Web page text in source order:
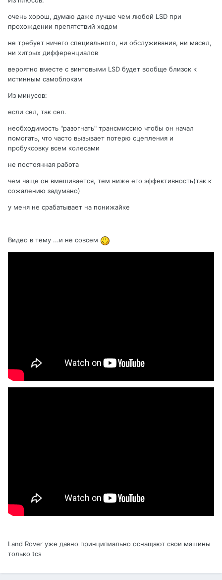
очень хорош, думаю даже лучше чем любой LSD при
прохождении препятствий ходом
не требует ничего специального, ни обслуживания, ни масел,
ни хитрых дифференциалов
вероятно вместе с винтовыми LSD будет вообще близок к
истинным самоблокам
Из минусов:
если сел, так сел.
необходимость "разогнать" трансмиссию чтобы он начал
помогать, что часто вызывает потерю сцепления и
пробуксовку всем колесами
не постоянная работа
чем чаще он вмешивается, тем ниже его эффективность(так к
сожалению задумано)
у меня не срабатывает на понижайке
Видео в тему ...и не совсем
Land Rover уже давно принципиально оснащают свои машины
только tcs